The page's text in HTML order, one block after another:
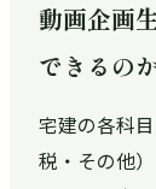
動画企画
できるの
宅建の各科
税・その他